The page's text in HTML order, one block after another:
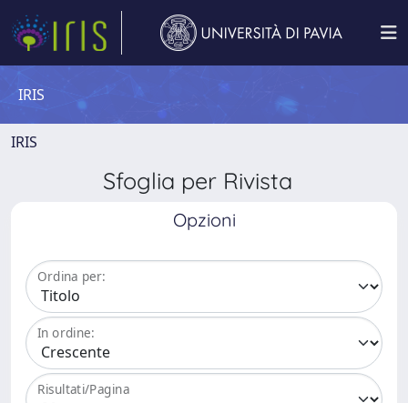
IRIS
IRIS
Sfoglia per Rivista
Opzioni
Ordina per:
In ordine:
Risultati/Pagina